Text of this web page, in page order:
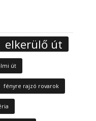
elkerülő út
út
fényre rajzó rovarok